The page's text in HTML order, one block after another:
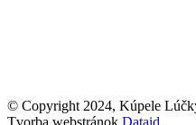
© Copyright 2024, Kúpele